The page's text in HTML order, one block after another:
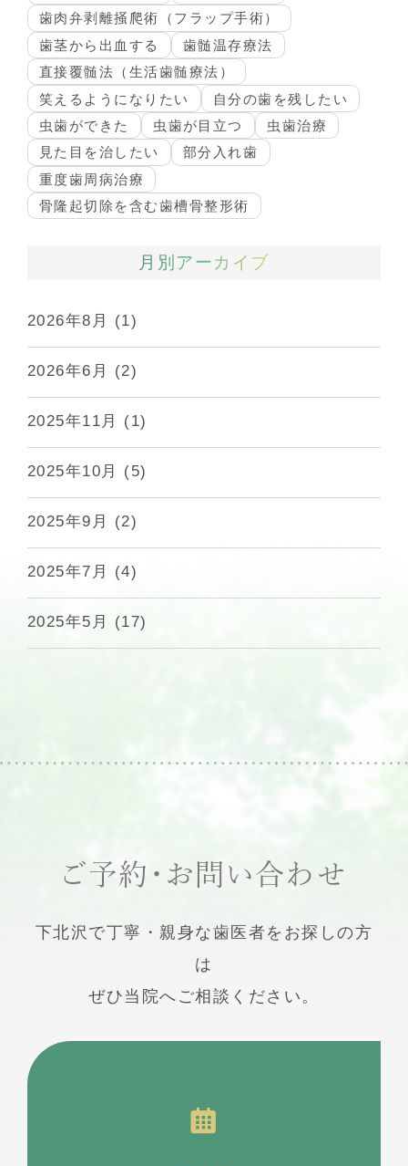
歯肉弁剥離掻爬術（フラップ手術）
歯茎から出血する
歯髄温存療法
直接覆髄法（生活歯髄療法）
笑えるようになりたい
自分の歯を残したい
虫歯ができた
虫歯が目立つ
虫歯治療
見た目を治したい
部分入れ歯
重度歯周病治療
骨隆起切除を含む歯槽骨整形術
月別アーカイブ
2026年8月 (1)
2026年6月 (2)
2025年11月 (1)
2025年10月 (5)
2025年9月 (2)
2025年7月 (4)
2025年5月 (17)
ご予約・お問い合わせ
下北沢で丁寧・親身な歯医者をお探しの方
は
ぜひ当院へご相談ください。